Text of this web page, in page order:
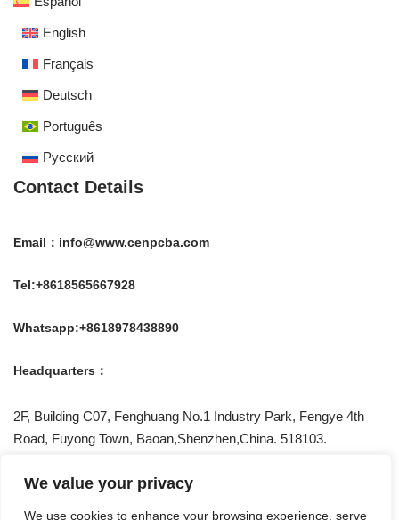
We value your privacy
We use cookies to enhance your browsing experience, serve
English
Français
Deutsch
Português
Русский
Contact Details
Email：info@www.cenpcba.com
Tel:+8618565667928
Whatsapp:+8618978438890
Headquarters：
2F, Building C07, Fenghuang No.1 Industry Park, Fengye 4th
Road, Fuyong Town, Baoan,Shenzhen,China. 518103.